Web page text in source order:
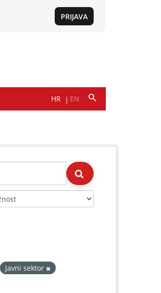
Javni sektor